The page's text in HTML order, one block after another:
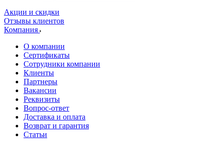
Акции и скидки
Отзывы клиентов
Компания
О компании
Сертификаты
Сотрудники компании
Клиенты
Партнеры
Вакансии
Реквизиты
Вопрос-ответ
Доставка и оплата
Возврат и гарантия
Статьи